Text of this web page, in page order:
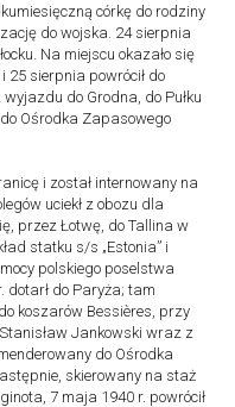
córkę do rodziny
do wojska. 24 sierpnia
Na miejscu okazało się
25 sierpnia powrócił do
do Grodna, do Pułku
Ośrodka Zapasowego
i został internowany na
uciekł z obozu dla
przez Łotwę, do Tallina w
statku s/s „Estonia” i
polskiego poselstwa
dotarł do Paryża; tam
koszarów Bessières, przy
Jankowski wraz z
do Ośrodka
skierowany na staż
7 maja 1940 r. powrócił